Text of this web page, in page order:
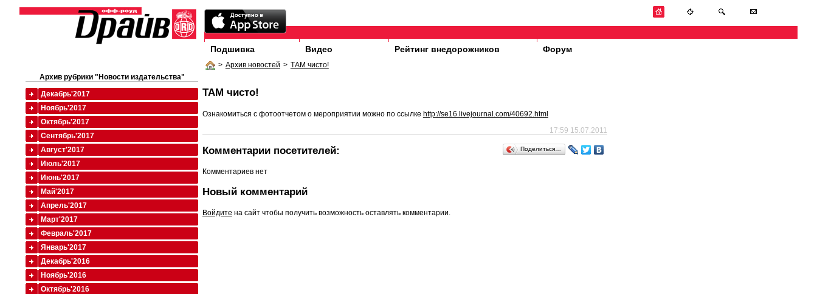
Подшивка Видео Рейтинг внедорожников Форум
> Архив новостей > ТАМ чисто!
ТАМ чисто!
Ознакомиться с фотоотчетом о мероприятии можно по ссылке http://se16.livejournal.com/40692.html
17:59 15.07.2011
Поделиться…
Комментарии посетителей:
Комментариев нет
Новый комментарий
Войдите на сайт чтобы получить возможность оставлять комментарии.
Архив рубрики "Новости издательства"
Декабрь'2017
Ноябрь'2017
Октябрь'2017
Сентябрь'2017
Август'2017
Июль'2017
Июнь'2017
Май'2017
Апрель'2017
Март'2017
Февраль'2017
Январь'2017
Декабрь'2016
Ноябрь'2016
Октябрь'2016